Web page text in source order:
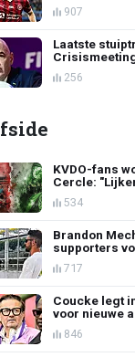
907
Laatste
256
KVDO-fans
Cercle:
534
Brandon
supporters
717
Coucke legt
voor nieuwe
846